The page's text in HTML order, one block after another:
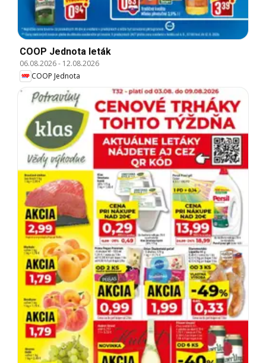
COOP Jednota leták
06.08.2026- 12.08.2026
COOP Jednota